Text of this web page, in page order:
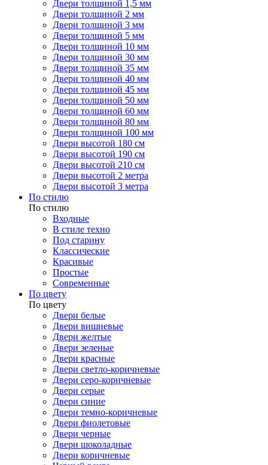
Двери толщиной 1,5 мм
Двери толщиной 2 мм
Двери толщиной 3 мм
Двери толщиной 5 мм
Двери толщиной 10 мм
Двери толщиной 30 мм
Двери толщиной 35 мм
Двери толщиной 40 мм
Двери толщиной 45 мм
Двери толщиной 50 мм
Двери толщиной 60 мм
Двери толщиной 80 мм
Двери толщиной 100 мм
Двери высотой 180 см
Двери высотой 190 см
Двери высотой 210 см
Двери высотой 2 метра
Двери высотой 3 метра
По стилю
По стилю
Входные
В стиле техно
Под старину
Классические
Красивые
Простые
Современные
По цвету
По цвету
Двери белые
Двери вишневые
Двери желтые
Двери зеленые
Двери красные
Двери светло-коричневые
Двери серо-коричневые
Двери серые
Двери синие
Двери темно-коричневые
Двери фиолетовые
Двери черные
Двери шоколадные
Двери коричневые